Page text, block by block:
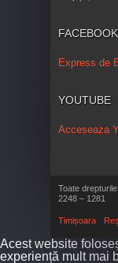
FACEBOOK
Express de
YOUTUBE
Acceseaza
Toate
2248 – 1281
Timișoara
Acest website
experiență mult mai